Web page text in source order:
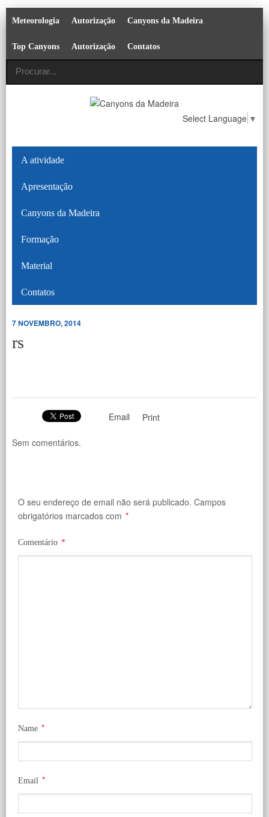
Meteorologia Autorização Canyons da Madeira
Top Canyons Autorização Contatos
Select Language ▼
A atividade
Apresentação
Canyons da Madeira
Formação
Material
Contatos
7 NOVEMBRO, 2014
rs
Email Print
Sem comentários.
O seu endereço de email não será publicado. Campos
obrigatórios marcados com *
Comentário *
Name *
Email *